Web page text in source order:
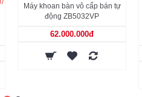
Máy khoan bàn vô cấp bán tự
động ZB5032VP
62.000.000đ